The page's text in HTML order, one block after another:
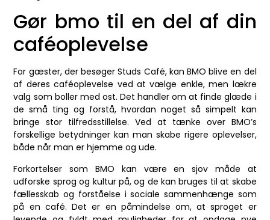
Gør bmo til en del af din
caféoplevelse
For gæster, der besøger Studs Café, kan BMO blive en del
af deres caféoplevelse ved at vælge enkle, men lækre
valg som boller med ost. Det handler om at finde glæde i
de små ting og forstå, hvordan noget så simpelt kan
bringe stor tilfredsstillelse. Ved at tænke over BMO’s
forskellige betydninger kan man skabe rigere oplevelser,
både når man er hjemme og ude.
Forkortelser som BMO kan være en sjov måde at
udforske sprog og kultur på, og de kan bruges til at skabe
fællesskab og forståelse i sociale sammenhænge som
på en café. Det er en påmindelse om, at sproget er